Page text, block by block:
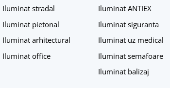
Iluminat stradal
Iluminat pietonal
Iluminat arhitectural
Iluminat office
Iluminat ANTIEX
Iluminat siguranta
Iluminat uz medical
Iluminat semafoare
Iluminat balizaj